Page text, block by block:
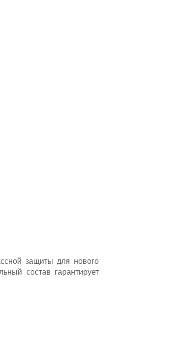
защиты для нового
состав гарантирует